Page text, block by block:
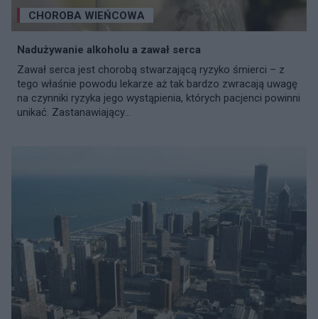
CHOROBA WIEŃCOWA
Nadużywanie alkoholu a zawał serca
Zawał serca jest chorobą stwarzającą ryzyko śmierci – z
tego właśnie powodu lekarze aż tak bardzo zwracają uwagę
na czynniki ryzyka jego wystąpienia, których pacjenci powinni
unikać. Zastanawiający...